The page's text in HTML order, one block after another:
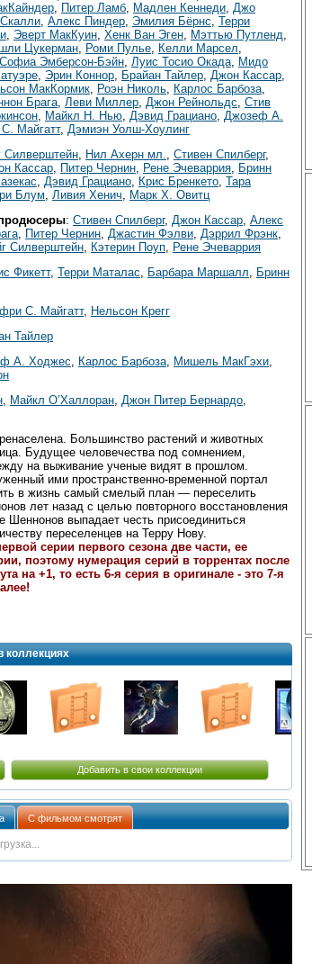
Питер Ламб Мадлен Кеннеди Джо
Алекс Пиндер Эмилия Бёрнс Терри
Эверт МакКуин Хенк Ван Эген Мэттью Путленд
Цукерман Роми Пулье Келли Марсел
Софиа Эмберсон-Бэйн Луис Тосио Окада Мидо
Эрин Коннор Брайан Тайлер Джон Кассар
МакКормик Роэн Николь Карлос Барбоза
Брага Леви Миллер Джон Рейнольдс Стив
Майкл Н. Нью Дэвид Грациано Джозеф А.
Майгатт, Дэмиэн Уолш-Хоулинг
Силверштейн Нил Ахерн мл. Стивен Спилберг,
Кассар Питер Чернин Рене Эчеваррия Бринн
Дэвид Грациано Крис Бренкето Тара
Блум Ливия Хенич
Марк Х. Овитц
: Стивен Спилберг, Джон Кассар Алекс
Питер Чернин Джастин Фэлви Дэррил Фрэнк
Силверштейн Кэтерин Поуп Рене Эчеваррия
Фикетт, Терри Маталас Барбара Маршалл
Бринн
С. Майгатт, Нельсон Крегг
Тайлер
А. Ходжес Карлос Барбоза Мишель МакГэхи
Майкл О’Халлоран Джон Питер Бернардо
Большинство растений и животных
Будущее человечества под сомнением,
на выживание ученые видят в прошлом.
ими пространственно-временной портал
в жизнь самый смелый план — переселить
лет назад с целью повторного восстановления
Шеннонов выпадает честь присоединиться
переселенцев на Терру Нову.
серии первого сезона две части, ее
поэтому нумерация серий в торрентах после
на +1, то есть 6-я серия в оригинале - это 7-я
коллекциях
Добавить в свои коллекции
С фильмом смотрят